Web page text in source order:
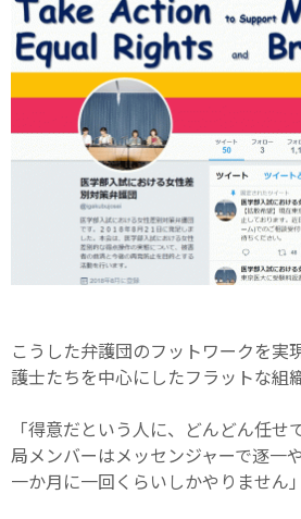
こうした弁護団のフットワークを実
護士たちを中心にしたフラットな組
「得意だという人に、どんどん任せ
局メンバーはメッセンジャーで逐一
一か月に一回くらいしかやりません」